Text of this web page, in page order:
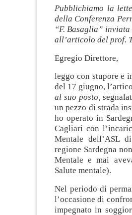
Pubblichiamo la
della Conferenza
“F. Basaglia”
all’articolo del prof.
Egregio Direttore,
leggo con stupore e
del 17 giugno,
al suo posto,
un pezzo di strada
ho operato in
Cagliari con
Mentale dell’ASL
regione Sardegna
Mentale e mai
Salute mentale).
Nel periodo di
l’occasione di
impegnato in